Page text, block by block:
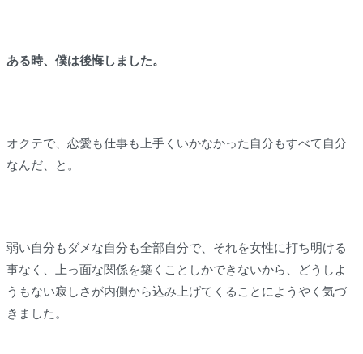
ある時、僕は後悔しました。
オクテで、恋愛も仕事も上手くいかなかった自分もすべて自分
なんだ、と。
弱い自分もダメな自分も全部自分で、それを女性に打ち明ける
事なく、上っ面な関係を築くことしかできないから、どうしよ
うもない寂しさが内側から込み上げてくることにようやく気づ
きました。